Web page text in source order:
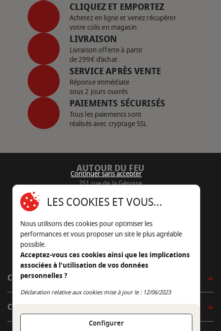
CLIQUEZ ET EMPORTEZ
Achetez en ligne et venez récupérer
votre colis en magasin
LIVRAISON
Livraison offerte à partir
de 299€ d’achat
SERVICE APRÈS VENTE
Réponse immédiate
sous 2 jours ouvrés
PAIEMENTS SÉCURISÉS
Tous les paiements sont
réalisés avec cryptage SSL
AUTOUR DU FEU
251 rue de la Génoise
05 45 22 98 09
Nous envoyer un e-mail
CÔTÉ OUTDOOR
CÔTÉ INDOOR
Continuer sans accepter
LES COOKIES ET VOUS...
Nous utilisons des cookies pour optimiser les
performances et vous proposer un site le plus agréable
possible.
Acceptez-vous ces cookies ainsi que les implications
associées à l'utilisation de vos données
personnelles ?
Déclaration relative aux cookies mise à jour le : 12/06/2023
Configurer
Continuer sans accepter